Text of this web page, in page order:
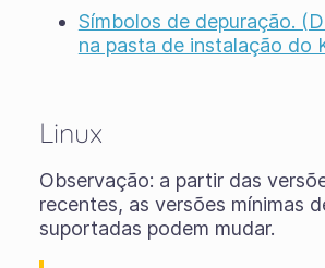
Símbolos de depuração.
na pasta de instalação do
Linux
Observação: a partir das
recentes, as versões mínimas
suportadas podem mudar.